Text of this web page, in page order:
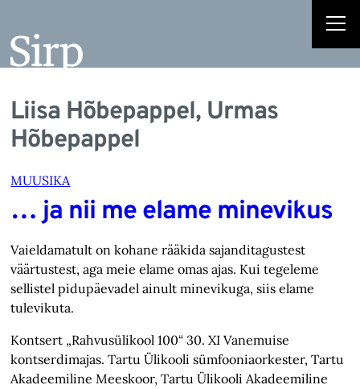
Liisa Hõbepappel, Urmas
Hõbepappel
MUUSIKA
… ja nii me elame minevikus
Vaieldamatult on kohane rääkida sajanditagustest
väärtustest, aga meie elame omas ajas. Kui tegeleme
sellistel pidupäevadel ainult minevikuga, siis elame
tulevikuta.
Kontsert „Rahvusülikool 100“ 30. XI Vanemuise
kontserdimajas. Tartu Ülikooli sümfooniaorkester, Tartu
Akadeemiline Meeskoor, Tartu Ülikooli Akadeemiline